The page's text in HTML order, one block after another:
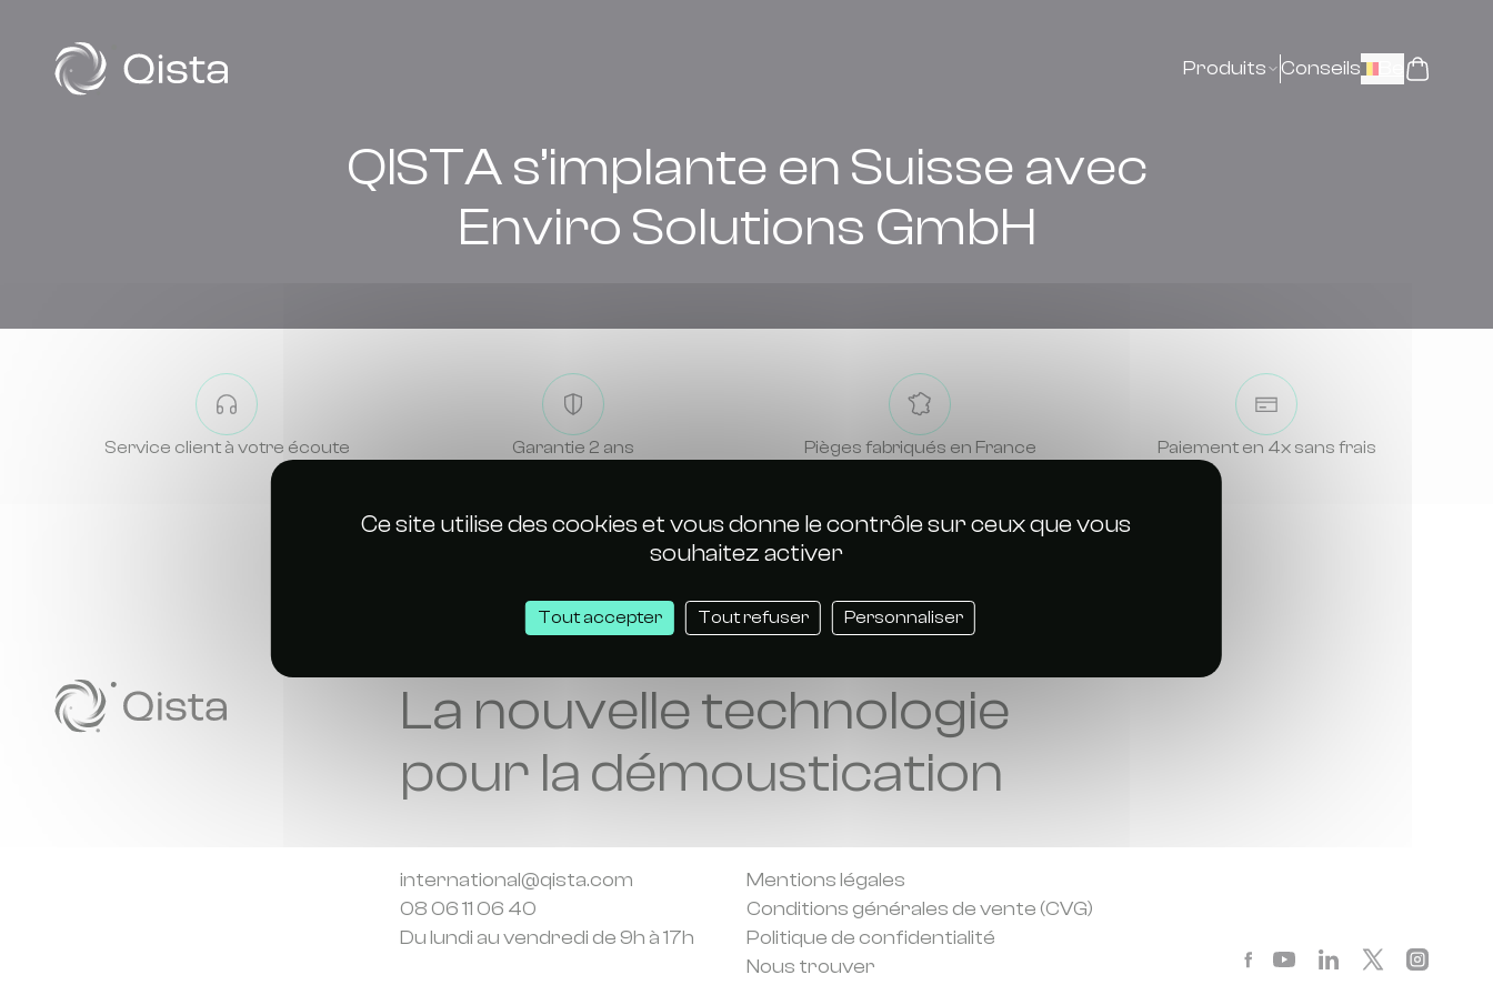
Ce site utilise des cookies et vous donne le contrôle sur ceux que vous
souhaitez activer
Tout accepter Tout refuser Personnaliser
Produits Conseils
QISTA s’implante en Suisse avec
Enviro Solutions GmbH
Service client à votre écoute Garantie 2 ans Pièges fabriqués en France Paiement en 4x sans frais
La nouvelle technologie
pour la démoustication
international@qista.com
08 06 11 06 40
Du lundi au vendredi de 9h à 17h
Mentions légales
Conditions générales de vente (CVG)
Politique de confidentialité
Nous trouver